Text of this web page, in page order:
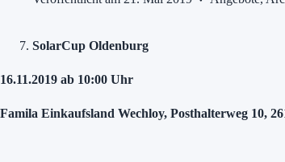
SolarCup Oldenburg
16.11.2019 ab 10:00 Uhr
Famila Einkaufsland Wechloy, Posthalterweg 10,